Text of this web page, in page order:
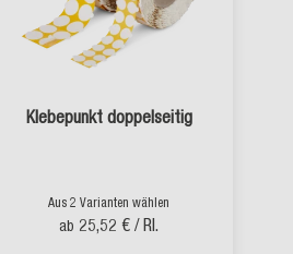
Klebepunkt doppelseitig
Aus 2 Varianten wählen
ab 25,52 € / Rl.